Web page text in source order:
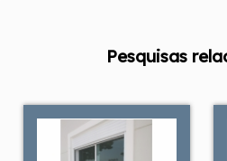
Pesquisas